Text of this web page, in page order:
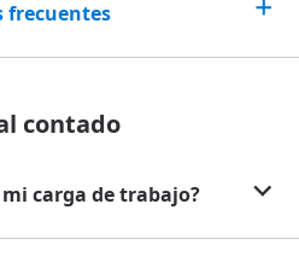
frecuentes
contado
carga de trabajo?